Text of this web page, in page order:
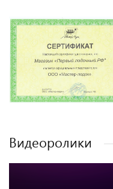
Видеоролики